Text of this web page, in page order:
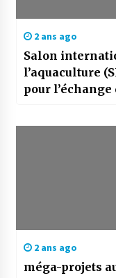
2 ans ago
Salon
l’aquaculture
pour l’échange
2 ans ago
méga-projets